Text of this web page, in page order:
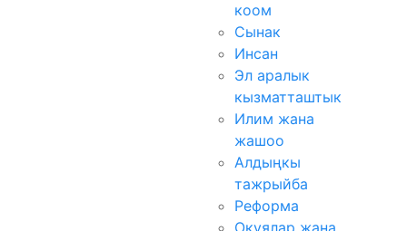
коом
Сынак
Инсан
Эл аралык
кызматташтык
Илим жана
жашоо
Алдыңкы
тажрыйба
Реформа
Окуялар жана